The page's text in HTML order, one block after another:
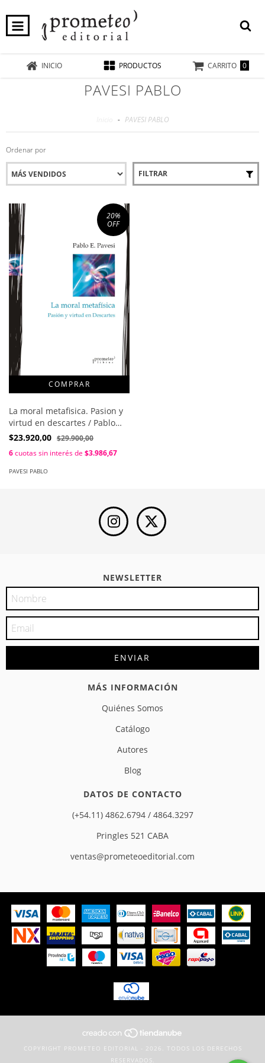
INICIO PRODUCTOS CARRITO 0
PAVESI PABLO
- PAVESI PABLO
Ordenar por
FILTRAR
20%
OFF
La moral metafisica. Pasion y
virtud en descartes / Pablo
Pavesi
$23.920,00 $29.900,00
6cuotas sin interés de $3.986,67
PAVESI PABLO
NEWSLETTER
MÁS INFORMACIÓN
Quiénes Somos
Catálogo
Autores
Blog
DATOS DE CONTACTO
(+54.11) 4862.6794 / 4864.3297
Pringles 521 CABA
ventas@prometeoeditorial.com
COPYRIGHT PROMETEO EDITORIAL - 2026. TODOS LOS DERECHOS
RESERVADOS.